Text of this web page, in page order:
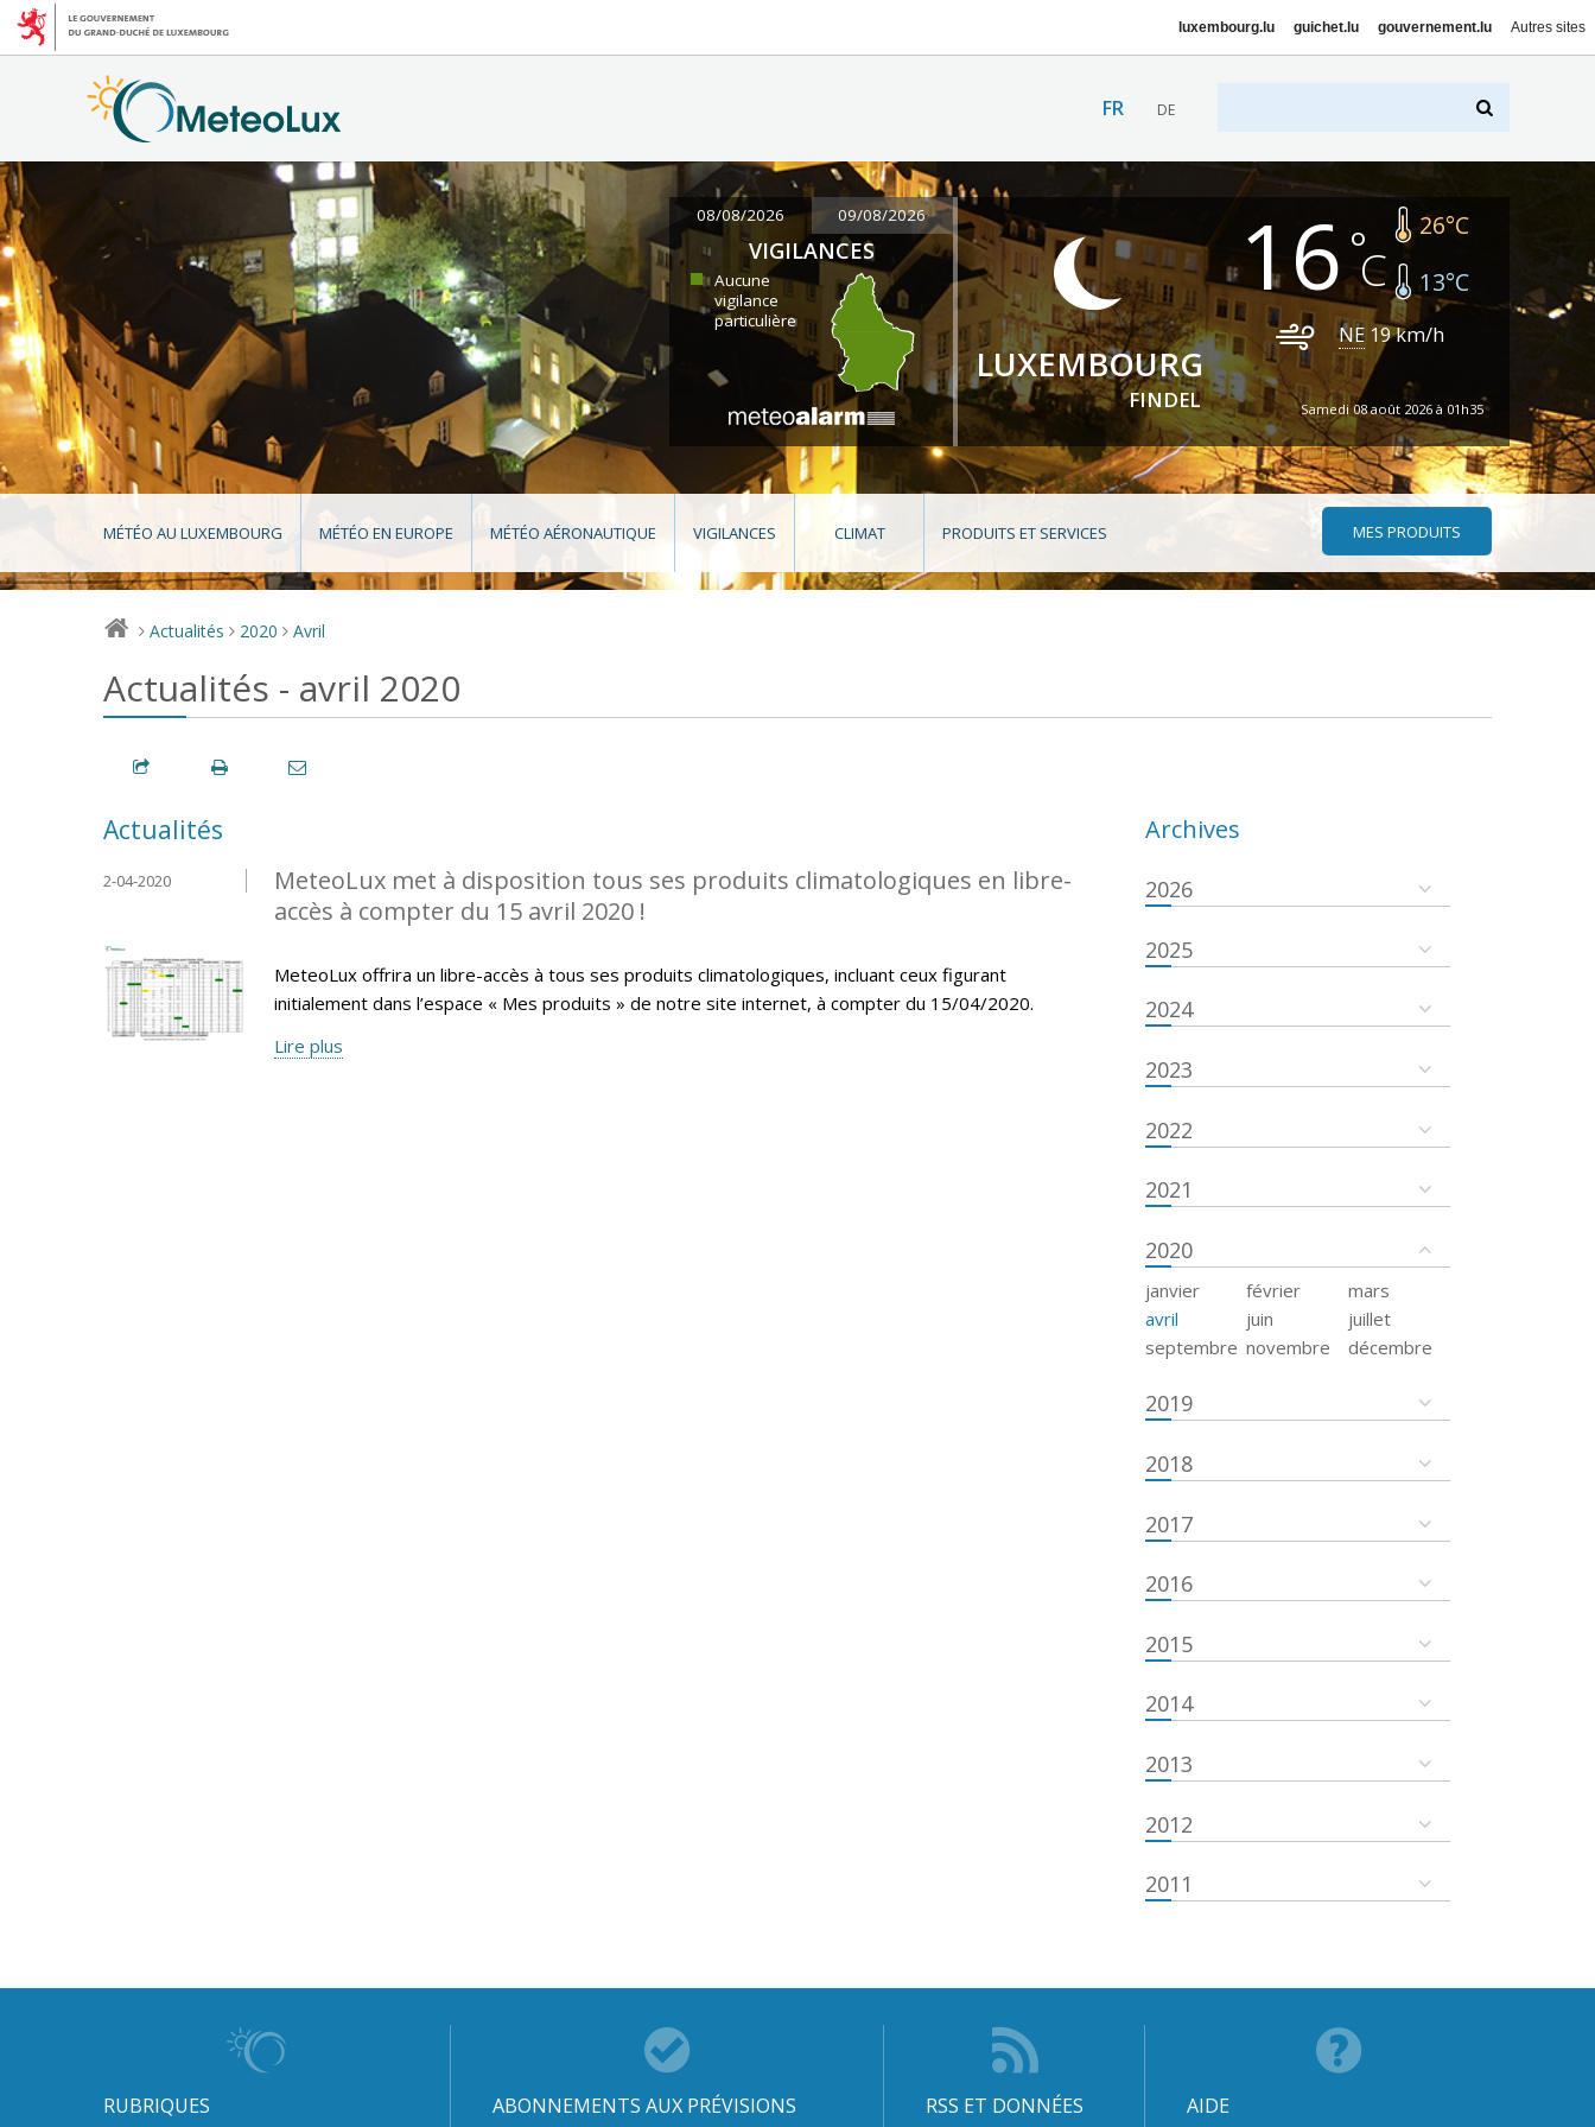
luxembourg.lu guichet.lu gouvernement.lu Autres sites
FR DE
08/08/2026 09/08/2026
VIGILANCES
Aucune
vigilance
particulière
LUXEMBOURG
FINDEL
16 26°C
13°C
NE 19km/h
Samedi 08 août 2026 à 01h35
MÉTÉO AU LUXEMBOURG MÉTÉO EN EUROPE MÉTÉO AÉRONAUTIQUE VIGILANCES CLIMAT PRODUITS ET SERVICES MES PRODUITS
> Actualités > 2020 > Avril
Actualités - avril 2020
Actualités
MeteoLux met à disposition tous ses produits climatologiques en libre-
accès à compter du 15 avril 2020 !
2-04-2020
MeteoLux offrira un libre-accès à tous ses produits climatologiques, incluant ceux figurant
initialement dans l’espace « Mes produits » de notre site internet, à compter du 15/04/2020.
Lire plus
Archives
2026
2025
2024
2023
2022
2021
2020
janvier février
mars
avril
juin
juillet
septembre novembre décembre
2019
2018
2017
2016
2015
2014
2013
2012
2011
RUBRIQUES ABONNEMENTS AUX PRÉVISIONS RSS ET DONNÉES AIDE